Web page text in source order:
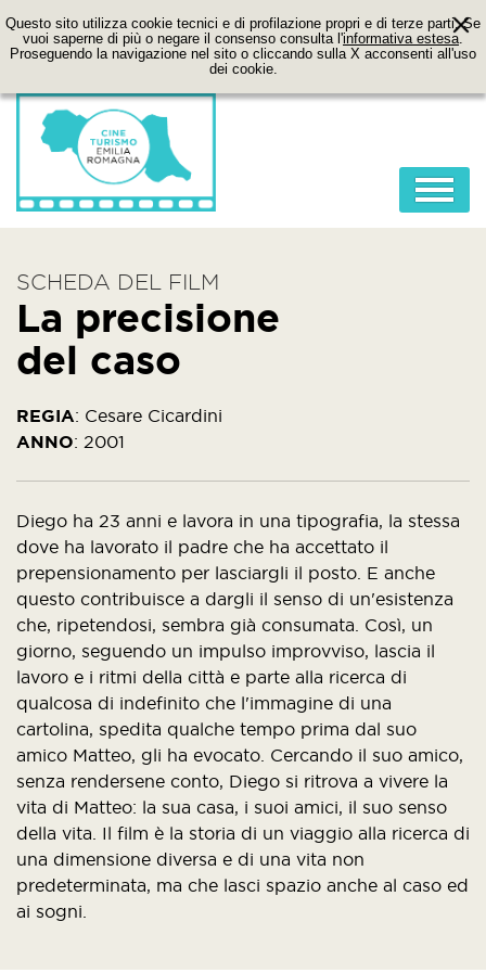
Questo sito utilizza cookie tecnici e di profilazione propri e di terze parti. Se
vuoi saperne di più o negare il consenso consulta l'informativa estesa.
Proseguendo la navigazione nel sito o cliccando sulla X acconsenti all'uso
dei cookie.
ABOUT
FILM
SCHEDA DEL FILM
La precisione
del caso
REGIA: Cesare Cicardini
ANNO: 2001
Diego ha 23 anni e lavora in una tipografia, la stessa
dove ha lavorato il padre che ha accettato il
prepensionamento per lasciargli il posto. E anche
questo contribuisce a dargli il senso di un'esistenza
che, ripetendosi, sembra già consumata. Così, un
giorno, seguendo un impulso improvviso, lascia il
lavoro e i ritmi della città e parte alla ricerca di
qualcosa di indefinito che l'immagine di una
cartolina, spedita qualche tempo prima dal suo
amico Matteo, gli ha evocato. Cercando il suo amico,
senza rendersene conto, Diego si ritrova a vivere la
vita di Matteo: la sua casa, i suoi amici, il suo senso
della vita. Il film è la storia di un viaggio alla ricerca di
una dimensione diversa e di una vita non
predeterminata, ma che lasci spazio anche al caso ed
ai sogni.